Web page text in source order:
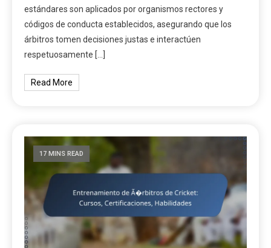
estándares son aplicados por organismos rectores y
códigos de conducta establecidos, asegurando que los
árbitros tomen decisiones justas e interactúen
respetuosamente […]
Read More
17 MINS READ